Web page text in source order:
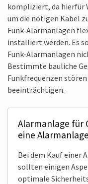
kompliziert, da hierfür
um die nötigen Kabel
Funk-Alarmanlagen
installiert werden. Es
Funk-Alarmanlagen
Bestimmte bauliche
Funkfrequenzen
beeinträchtigen.
Alarmanlage für
eine
Bei dem Kauf einer
sollten einigen
optimale